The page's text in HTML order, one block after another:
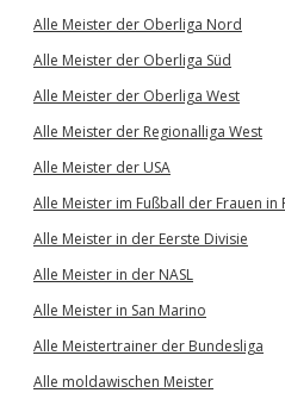
Alle Meister der Oberliga Nord
Alle Meister der Oberliga Süd
Alle Meister der Oberliga West
Alle Meister der Regionalliga West
Alle Meister der USA
Alle Meister im Fußball der Frauen in
Alle Meister in der Eerste Divisie
Alle Meister in der NASL
Alle Meister in San Marino
Alle Meistertrainer der Bundesliga
Alle moldawischen Meister